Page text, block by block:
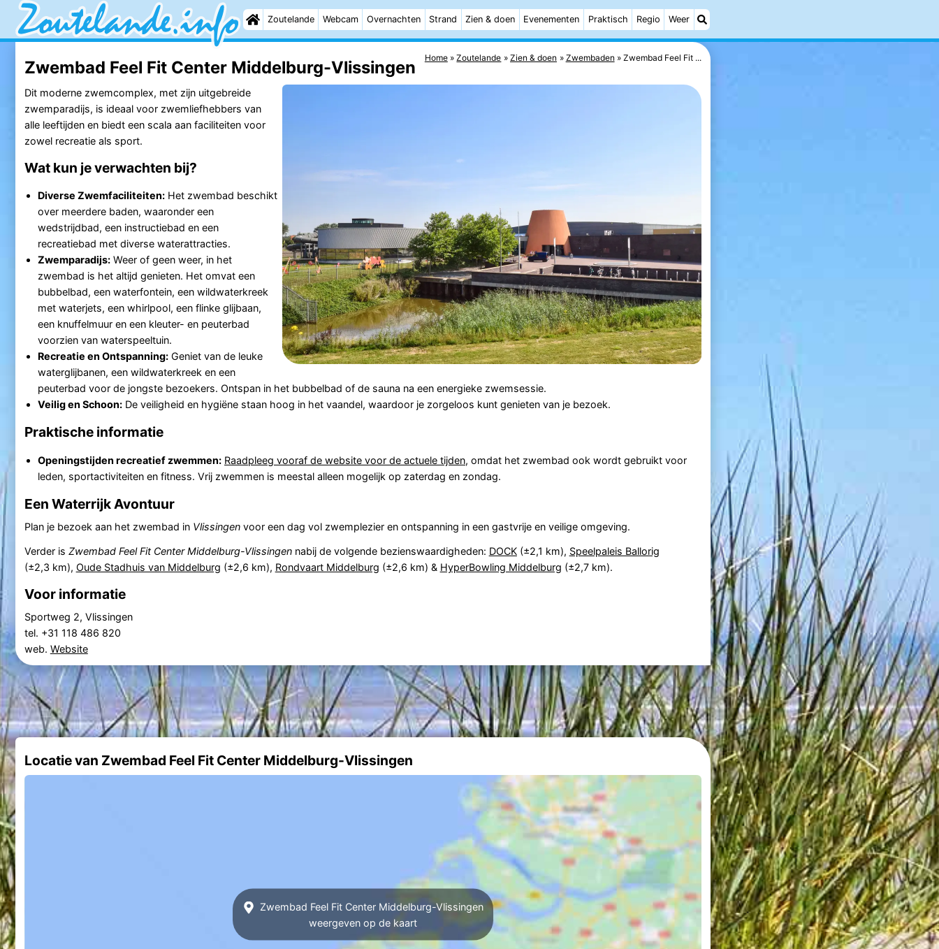
Zoutelande Webcam Overnachten Strand Zien & doen Evenementen Praktisch Regio Weer
Home Zoutelande Zien & doen Zwembaden Zwembad Feel Fit ...
Zwembad Feel Fit Center Middelburg-Vlissingen
Dit moderne zwemcomplex, met zijn uitgebreide
zwemparadijs, is ideaal voor zwemliefhebbers van
alle leeftijden en biedt een scala aan faciliteiten voor
zowel recreatie als sport.
Wat kun je verwachten bij?
Diverse Zwemfaciliteiten:Het zwembad beschikt
over meerdere baden, waaronder een
wedstrijdbad, een instructiebad en een
recreatiebad met diverse waterattracties.
Zwemparadijs:Weer of geen weer, in het
zwembad is het altijd genieten. Het omvat een
bubbelbad, een waterfontein, een wildwaterkreek
met waterjets, een whirlpool, een flinke glijbaan,
een knuffelmuur en een kleuter- en peuterbad
voorzien van waterspeeltuin.
Recreatie en Ontspanning:Geniet van de leuke
waterglijbanen, een wildwaterkreek en een
peuterbad voor de jongste bezoekers. Ontspan in het bubbelbad of de sauna na een energieke zwemsessie.
Veilig en Schoon:De veiligheid en hygiëne staan hoog in het vaandel, waardoor je zorgeloos kunt genieten van je bezoek.
Praktische informatie
Openingstijden recreatief zwemmen: Raadpleeg vooraf de website voor de actuele tijden, omdat het zwembad ook wordt gebruikt voor
leden, sportactiviteiten en fitness. Vrij zwemmen is meestal alleen mogelijk op zaterdag en zondag.
Een Waterrijk Avontuur
Plan je bezoek aan het zwembad in Vlissingenvoor een dag vol zwemplezier en ontspanning in een gastvrije en veilige omgeving.
Verder is Zwembad Feel Fit Center Middelburg-Vlissingennabij de volgende bezienswaardigheden: DOCK(±2,1 km), Speelpaleis Ballorig
(±2,3 km), Oude Stadhuis van Middelburg (±2,6 km), Rondvaart Middelburg (±2,6 km) & HyperBowling Middelburg (±2,7 km).
Voor informatie
Sportweg 2, Vlissingen
tel. +31 118 486 820
web. Website
Locatie van Zwembad Feel Fit Center Middelburg-Vlissingen
Zwembad Feel Fit Center Middelburg-Vlissingen
weergeven op de kaart